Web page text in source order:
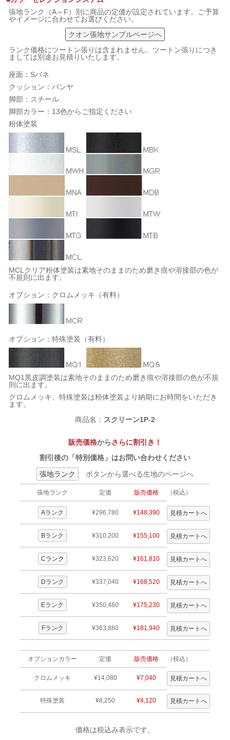
張地ランク（A～F）別に商品の定価が設定されています。ご予算
やイメージに合わせてお選びください。
クオン張地サンプルページへ
ランク価格にツートン張りは含まれません。ツートン張りにつき
ましては別途お見積りいたします。
座面：Sバネ
クッション：パンヤ
脚部：スチール
脚部カラー：13色からご指定ください
粉体塗装
MCLクリア粉体塗装は素地そのままのため磨き痕や溶接部の色が
不規則に出ます。
オプション：クロムメッキ（有料）
オプション：特殊塗装（有料）
MQ1黒皮調塗装は素地そのままのため磨き痕や溶接部の色が不規
則に出ます。
クロムメッキ、特殊塗装は粉体塗装より納期にお時間をいただき
ます。
商品名： スクリーン1P-2
販売価格からさらに割引き！
割引後の「特別価格」はお問い合わせください
張地ランク
ボタンから選べる生地のページへ
張地ランク 定価 販売価格 （税込）
Aランク ¥296,780 ¥148,390
Bランク ¥310,200 ¥155,100
Cランク ¥323,620 ¥161,810
Dランク ¥337,040 ¥168,520
Eランク ¥350,460 ¥175,230
Fランク ¥363,880 ¥181,940
オプションカラー 定価 販売価格 （税込）
クロムメッキ ¥14,080 ¥7,040
特殊塗装 ¥8,250 ¥4,120
価格は税込み表示です。